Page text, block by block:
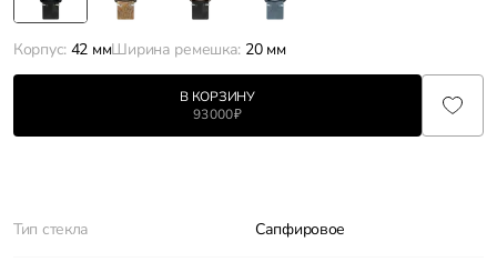
Корпус: 42 ммШирина ремешка: 20 мм
В КОРЗИНУ
93 000 ₽
Тип стекла Сапфировое